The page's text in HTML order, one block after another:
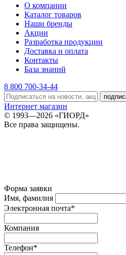
О компании
Каталог товаров
Наши бренды
Акции
Разработка продукции
Доставка и оплата
Контакты
База знаний
8 800 700-34-44
Интернет магазин
© 1993—2026 «ГИОРД»
Все права защищены.
Форма заявки
Имя, фамилия
Электронная почта*
Компания
Телефон*